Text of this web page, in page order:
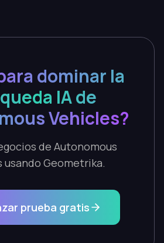
dominar la
IA de
Vehicles?
de Autonomous
usando Geometrika.
prueba gratis